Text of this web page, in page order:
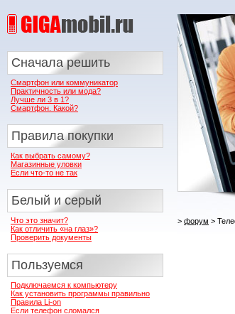
Сначала решить
Смартфон или коммуникатор
Практичность или мода?
Лучше ли 3 в 1?
Смартфон. Какой?
Правила покупки
Как выбрать самому?
Магазинные уловки
Если что-то не так
Белый и серый
Что это значит?
Как отличить «на глаз»?
Проверить документы
Пользуемся
Подключаемся к компьютеру
Как установить программы правильно
Правила Li-on
Если телефон сломался
> форум >